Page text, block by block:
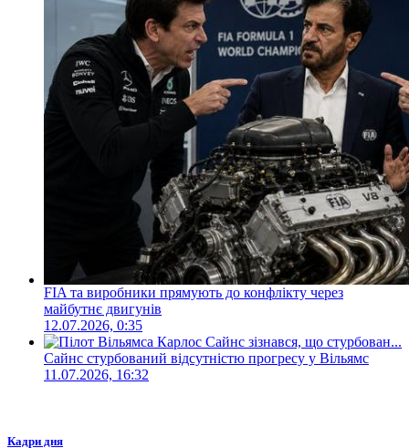
FIA та виробники прямують до конфлікту через
майбутнє двигунів
12.07.2026, 0:35
Сайнс стурбований відсутністю прогресу у Вільямс
11.07.2026, 16:32
Кадри дня